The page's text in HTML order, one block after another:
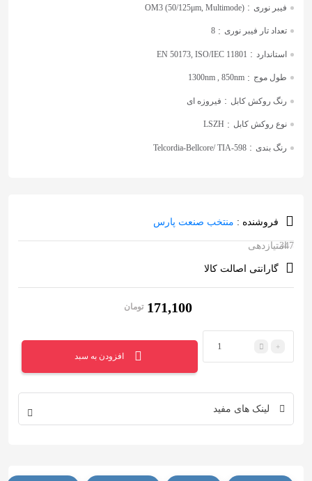
فیبر نوری :
(OM3 (50/125μm, Multimode
تعداد تار فیبر نوری :
8
استاندارد :
EN 50173, ISO/IEC 11801
طول موج :
1300nm , 850nm
رنگ روکش کابل :فیروزه ای
نوع روکش کابل :
LSZH
رنگ بندی :
Telcordia-Bellcore/ TIA-598
فروشنده :منتخب صنعت پارس
امتیازدهی
347
امتیازدهی
مشتری
گارانتی اصالت کالا
تومان 171,100
افزودن به سبد
لینک های مفید